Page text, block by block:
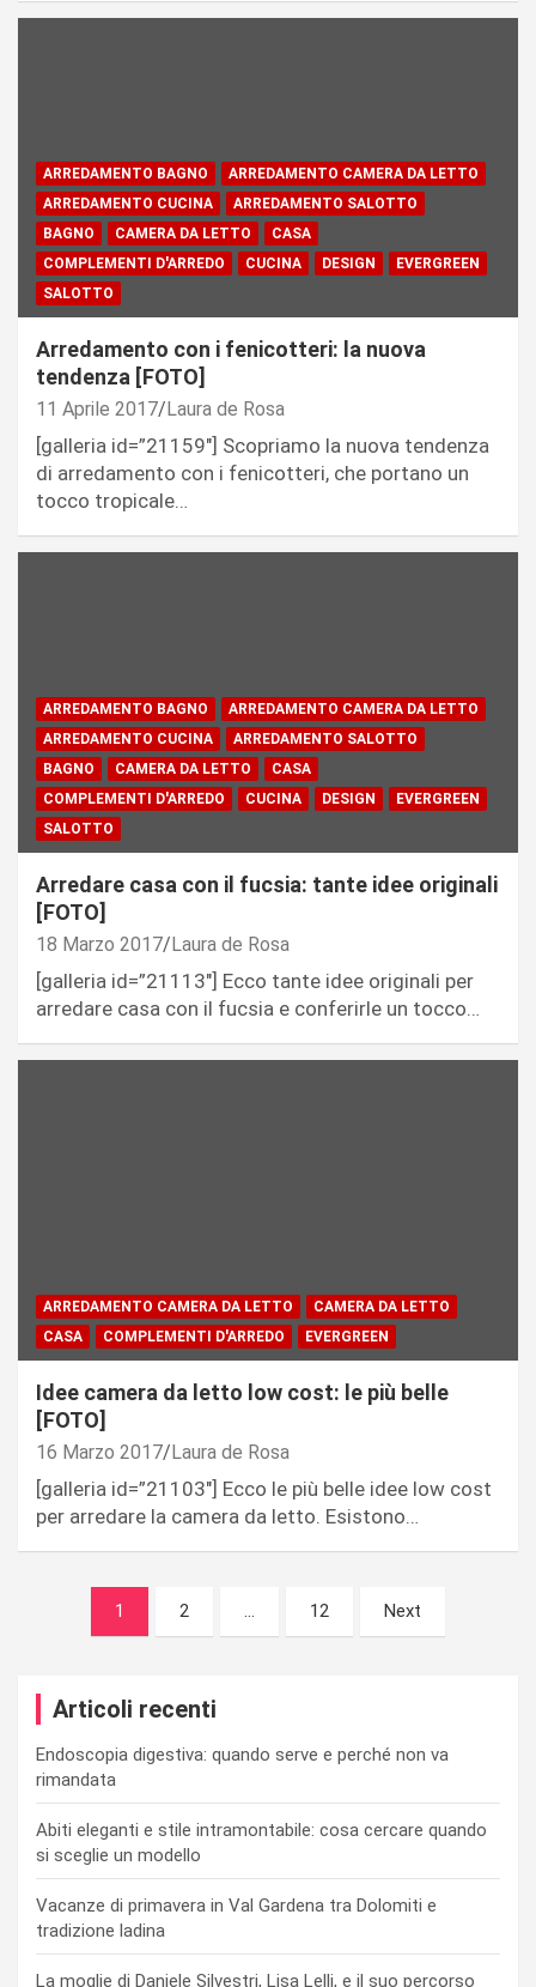
ARREDAMENTO BAGNO
ARREDAMENTO CAMERA DA LETTO
ARREDAMENTO CUCINA
ARREDAMENTO SALOTTO
BAGNO
CAMERA DA LETTO
CASA
COMPLEMENTI D'ARREDO
CUCINA DESIGN
EVERGREEN
SALOTTO
Arredamento con i fenicotteri: la nuova
tendenza [FOTO]
11 Aprile 2017 Laura de Rosa
[galleria id=”21159″] Scopriamo la nuova tendenza
di arredamento con i fenicotteri, che portano un
tocco tropicale…
ARREDAMENTO BAGNO
ARREDAMENTO CAMERA DA LETTO
ARREDAMENTO CUCINA
ARREDAMENTO SALOTTO
BAGNO
CAMERA DA LETTO
CASA
COMPLEMENTI D'ARREDO
CUCINA DESIGN
EVERGREEN
SALOTTO
Arredare casa con il fucsia: tante idee originali
[FOTO]
18 Marzo 2017 Laura de Rosa
[galleria id=”21113″] Ecco tante idee originali per
arredare casa con il fucsia e conferirle un tocco…
ARREDAMENTO CAMERA DA LETTO
CAMERA DA LETTO
CASA
COMPLEMENTI D'ARREDO EVERGREEN
Idee camera da letto low cost: le più belle
[FOTO]
16 Marzo 2017 Laura de Rosa
[galleria id=”21103″] Ecco le più belle idee low cost
per arredare la camera da letto. Esistono…
Navigazione
articoli
1 2 … 12 Next
Articoli recenti
Endoscopia digestiva: quando serve e perché non va
rimandata
Abiti eleganti e stile intramontabile: cosa cercare quando
si sceglie un modello
Vacanze di primavera in Val Gardena tra Dolomiti e
tradizione ladina
La moglie di Daniele Silvestri, Lisa Lelli, e il suo percorso